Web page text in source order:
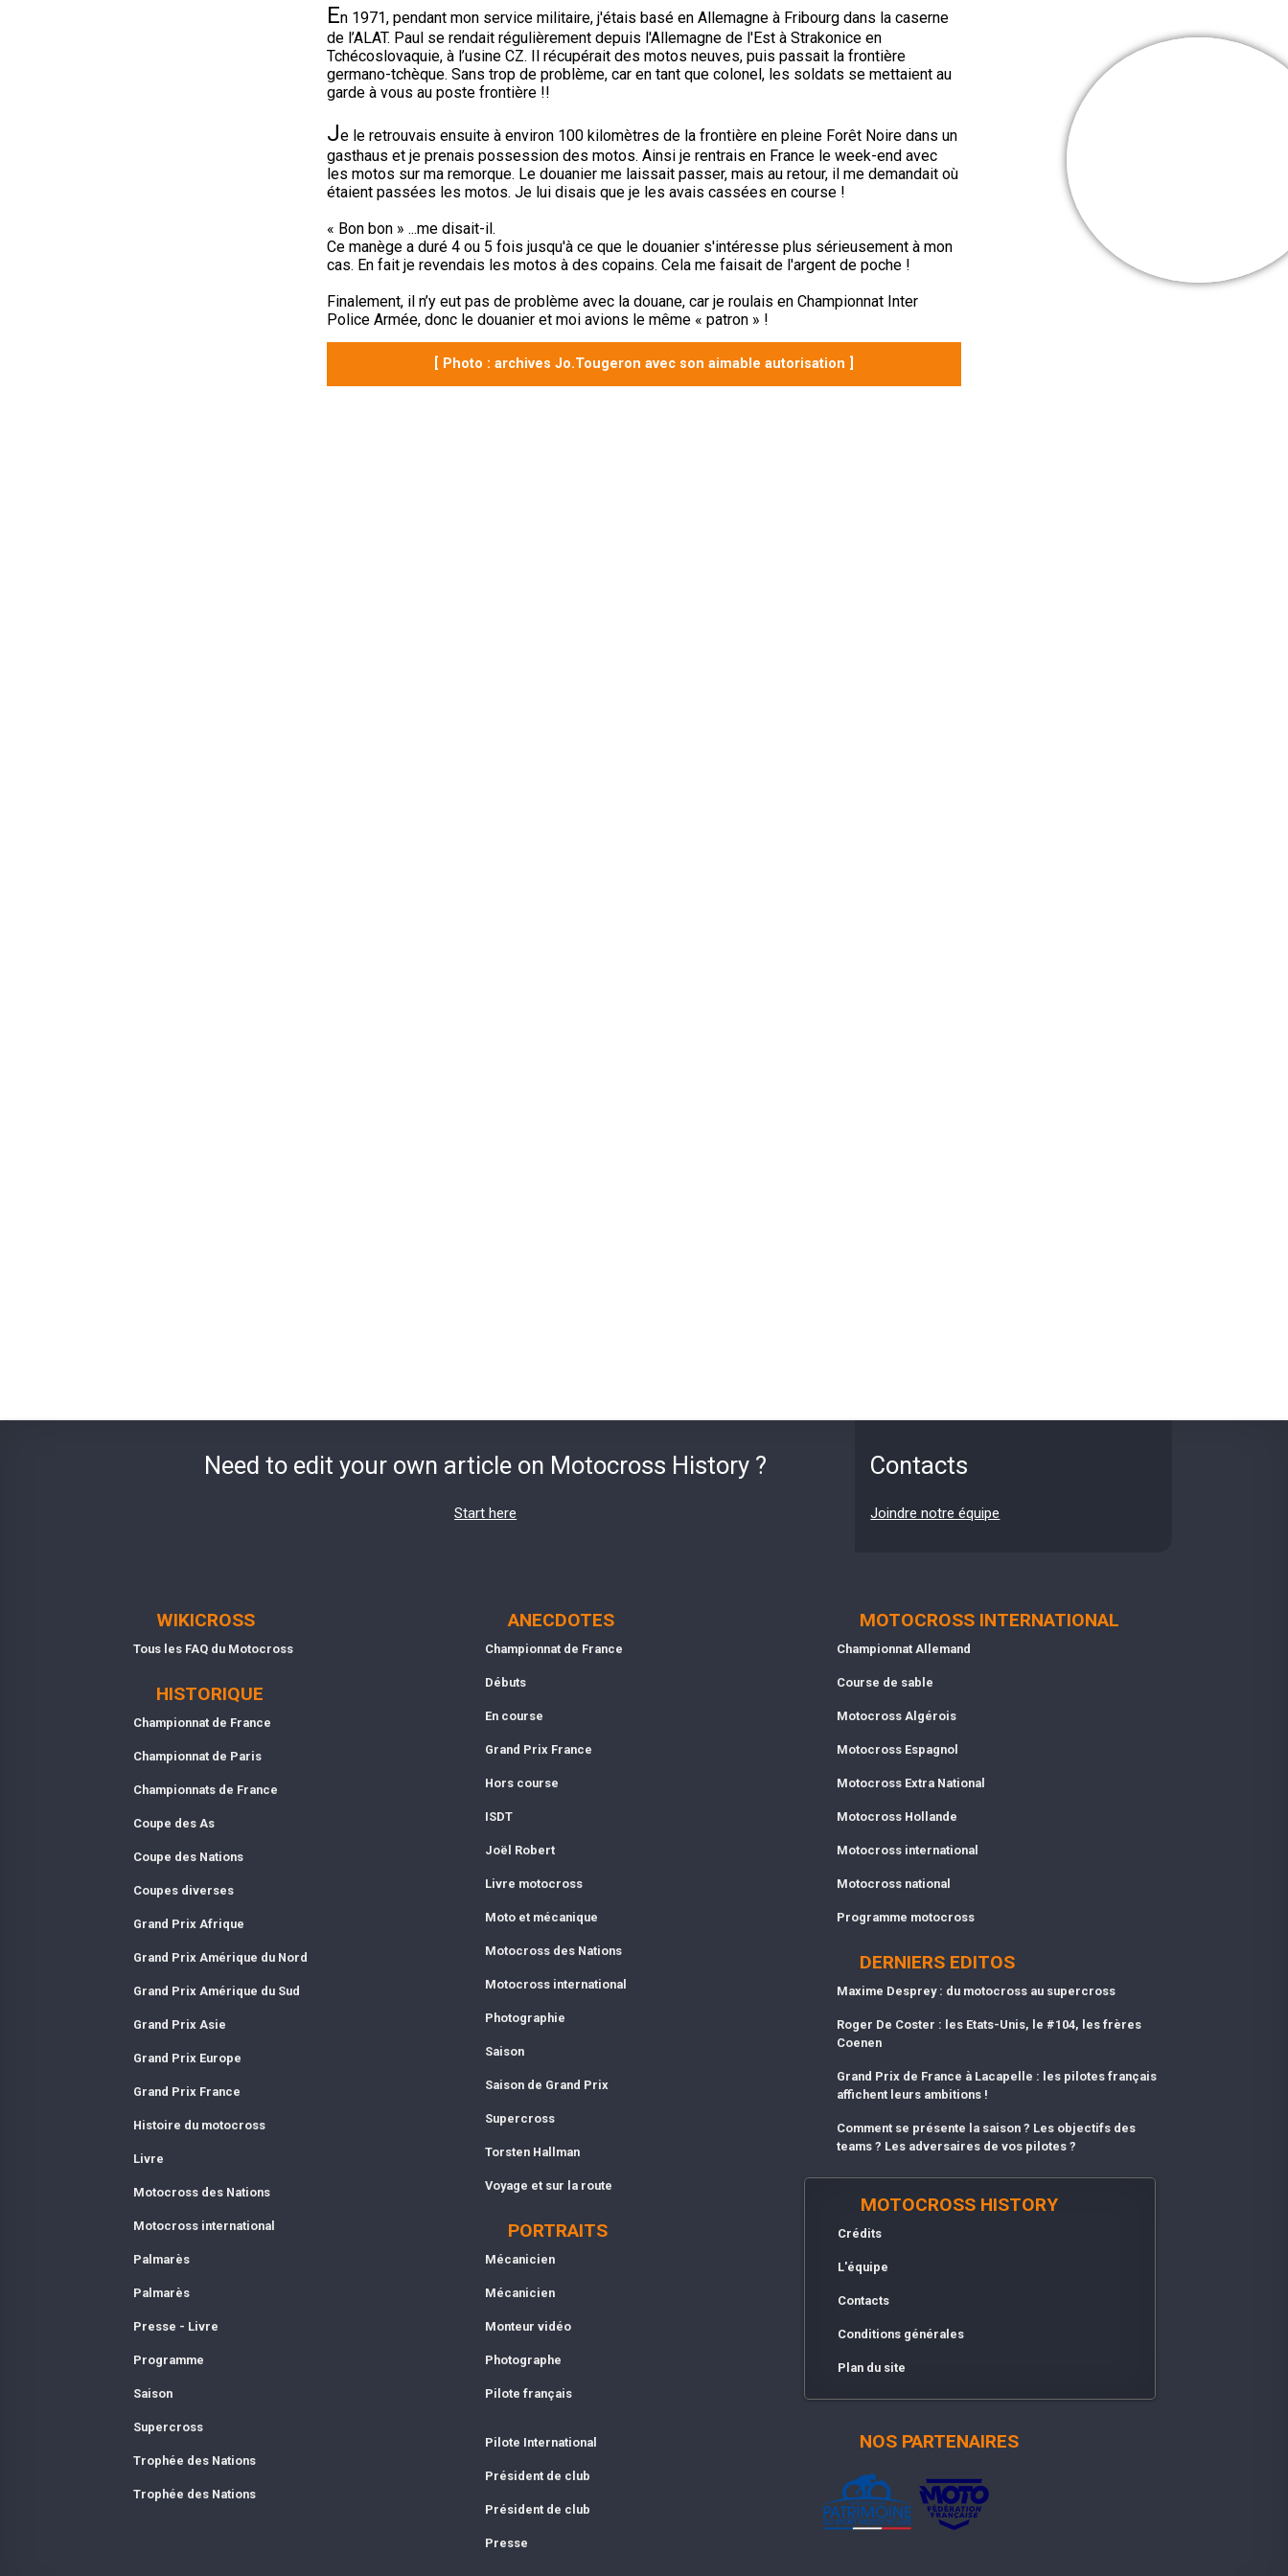
En 1971, pendant mon service militaire, j'étais basé en Allemagne à Fribourg dans la caserne
de l’ALAT. Paul se rendait régulièrement depuis l'Allemagne de l'Est à Strakonice en
Tchécoslovaquie, à l’usine CZ. Il récupérait des motos neuves, puis passait la frontière
germano-tchèque. Sans trop de problème, car en tant que colonel, les soldats se mettaient au
garde à vous au poste frontière !!
Je le retrouvais ensuite à environ 100 kilomètres de la frontière en pleine Forêt Noire dans un
gasthaus et je prenais possession des motos. Ainsi je rentrais en France le week-end avec
les motos sur ma remorque. Le douanier me laissait passer, mais au retour, il me demandait où
étaient passées les motos. Je lui disais que je les avais cassées en course !
« Bon bon » ...me disait-il.
Ce manège a duré 4 ou 5 fois jusqu'à ce que le douanier s'intéresse plus sérieusement à mon
cas. En fait je revendais les motos à des copains. Cela me faisait de l'argent de poche !
Finalement, il n’y eut pas de problème avec la douane, car je roulais en Championnat Inter
Police Armée, donc le douanier et moi avions le même « patron » !
[ Photo : archives Jo.Tougeron avec son aimable autorisation ]
Need to edit your own article on Motocross History ?
Start here
Contacts
Joindre notre équipe
WIKICROSS
Tous les FAQ du Motocross
HISTORIQUE
Championnat de France
Championnat de Paris
Championnats de France
Coupe des As
Coupe des Nations
Coupes diverses
Grand Prix Afrique
Grand Prix Amérique du Nord
Grand Prix Amérique du Sud
Grand Prix Asie
Grand Prix Europe
Grand Prix France
Histoire du motocross
Livre
Motocross des Nations
Motocross international
Palmarès
Palmarès
Presse - Livre
Programme
Saison
Supercross
Trophée des Nations
Trophée des Nations
ANECDOTES
Championnat de France
Débuts
En course
Grand Prix France
Hors course
ISDT
Joël Robert
Livre motocross
Moto et mécanique
Motocross des Nations
Motocross international
Photographie
Saison
Saison de Grand Prix
Supercross
Torsten Hallman
Voyage et sur la route
PORTRAITS
Mécanicien
Mécanicien
Monteur vidéo
Photographe
Pilote français
Pilote International
Président de club
Président de club
Presse
MOTOCROSS INTERNATIONAL
Championnat Allemand
Course de sable
Motocross Algérois
Motocross Espagnol
Motocross Extra National
Motocross Hollande
Motocross international
Motocross national
Programme motocross
DERNIERS EDITOS
Maxime Desprey : du motocross au supercross
Roger De Coster : les Etats-Unis, le #104, les frères
Coenen
Grand Prix de France à Lacapelle : les pilotes français
affichent leurs ambitions !
Comment se présente la saison ? Les objectifs des
teams ? Les adversaires de vos pilotes ?
MOTOCROSS HISTORY
Crédits
L'équipe
Contacts
Conditions générales
Plan du site
NOS PARTENAIRES